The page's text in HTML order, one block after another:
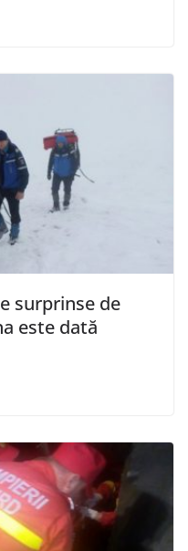
surprinse de
este dată